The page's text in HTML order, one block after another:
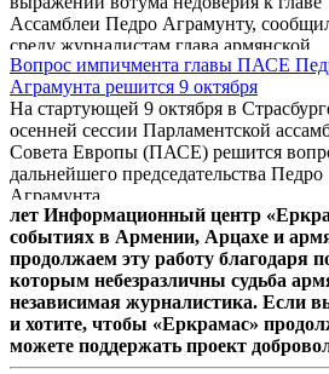
Ассамблеи Педро Аграмунту,
среду журналистам глава армянской
делегации ПАСЕ, вице-спикер
Арпине Ованнисян.
Вопрос импичмента главы ПАСЕ
Аграмунта решится 9 октября
На стартующей 9 октября в
осенней сессии Парламентской
Совета Европы (ПАСЕ) решится
дальнейшего председательства Педро
Аграмунта.
лет Информационный центр
событиях в Армении, Арцахе и
продолжаем эту работу благодаря
которым небезразличны судьба
независимая журналистика. Если
и хотите, чтобы «Еркрамас»
можете поддержать проект